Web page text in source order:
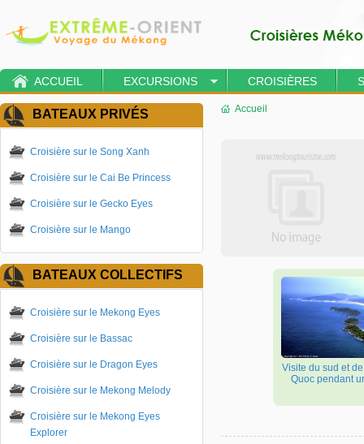
ACCUEIL EXCURSIONS CROISIÈRES
BATEAUX PRIVÉS
Croisière sur le Song Xanh
Croisière sur le Cai Be Princess
Croisière sur le Gecko Eyes
Croisière sur le Mango
BATEAUX COLLECTIFS
Croisière sur le Mekong Eyes
Croisière sur le Bassac
Croisière sur le Dragon Eyes
Croisière sur le Mekong Melody
Croisière sur le Mekong Eyes
Explorer
Accueil
Visite du sud et
Quoc pendant